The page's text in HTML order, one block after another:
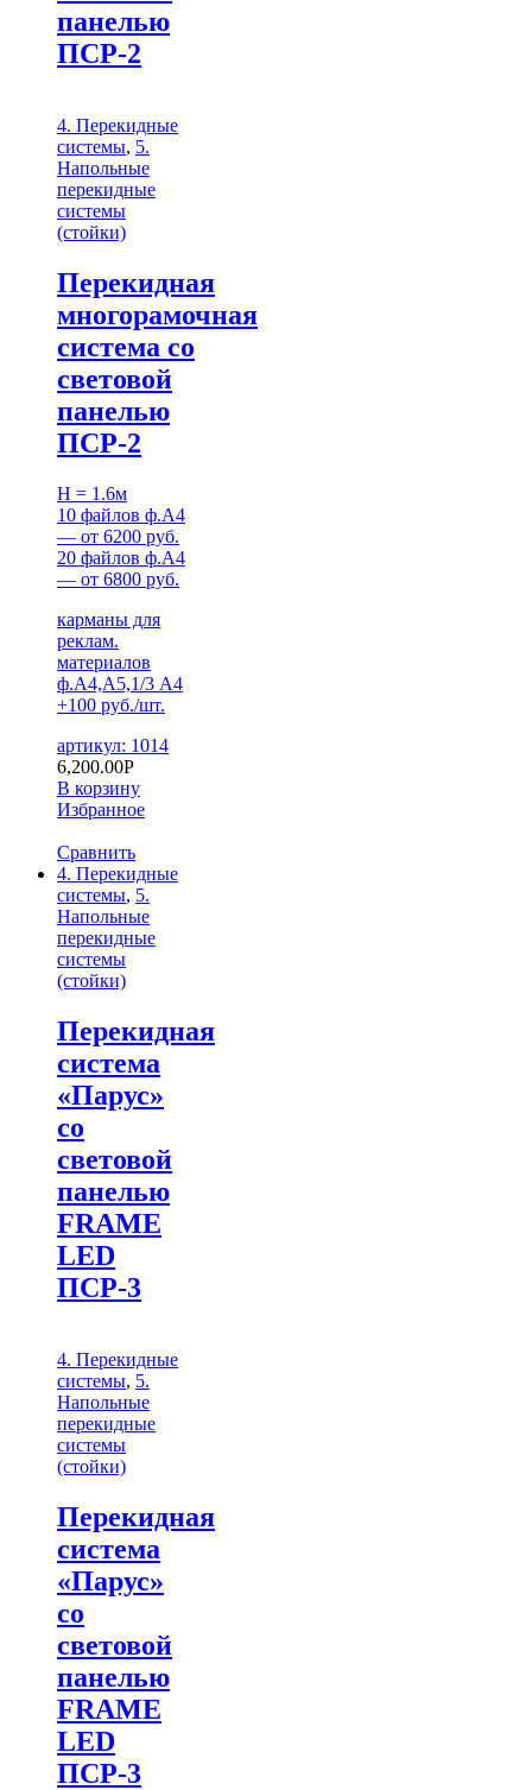
панелью
ПСР-2
4. Перекидные
системы, 5.
Напольные
перекидные
системы
(стойки)
Перекидная
многорамочная
система со
световой
панелью
ПСР-2
H = 1.6м
10 файлов ф.А4
— от 6200 руб.
20 файлов ф.А4
— от 6800 руб.
карманы для
реклам.
материалов
ф.А4,А5,1/3 А4
+100 руб./шт.
артикул: 1014
6,200.00Р
В корзину
Избранное
Сравнить
4. Перекидные
системы, 5.
Напольные
перекидные
системы
(стойки)
Перекидная
система
«Парус»
со
световой
панелью
FRAME
LED
ПСР-3
4. Перекидные
системы, 5.
Напольные
перекидные
системы
(стойки)
Перекидная
система
«Парус»
со
световой
панелью
FRAME
LED
ПСР-3